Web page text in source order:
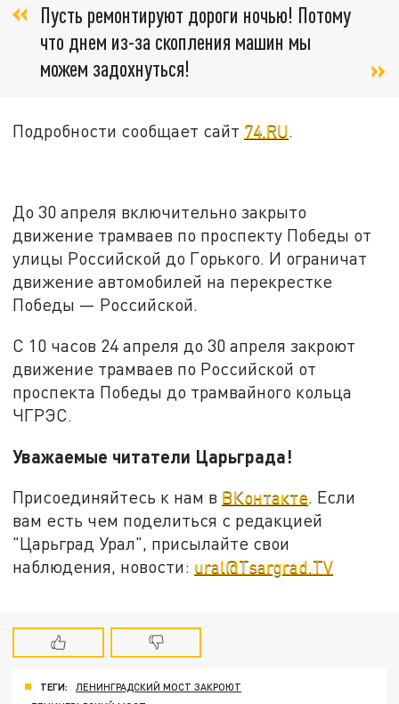
Пусть ремонтируют дороги ночью! Потому
что днем из-за скопления машин мы
можем задохнуться!
Подробности сообщает сайт 74.RU.
До 30 апреля включительно закрыто
движение трамваев по проспекту Победы от
улицы Российской до Горького. И ограничат
движение автомобилей на перекрестке
Победы — Российской.
С 10 часов 24 апреля до 30 апреля закроют
движение трамваев по Российской от
проспекта Победы до трамвайного кольца
ЧГРЭС.
Уважаемые читатели Царьграда!
Присоединяйтесь к нам в ВКонтакте. Если
вам есть чем поделиться с редакцией
"Царьград Урал", присылайте свои
наблюдения, новости: ural@Tsargrad.TV
ТЕГИ:
ЛЕНИНГРАДСКИЙ МОСТ ЗАКРОЮТ